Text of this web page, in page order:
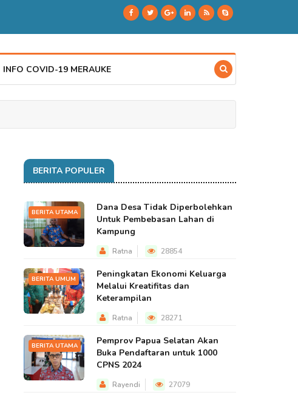
INFO COVID-19 MERAUKE
BERITA POPULER
BERITA UTAMA
Dana Desa Tidak Diperbolehkan
Untuk Pembebasan Lahan di
Kampung
Ratna 28854
BERITA UMUM
Peningkatan Ekonomi Keluarga
Melalui Kreatifitas dan
Keterampilan
Ratna 28271
BERITA UTAMA
Pemprov Papua Selatan Akan
Buka Pendaftaran untuk 1000
CPNS 2024
Rayendi 27079